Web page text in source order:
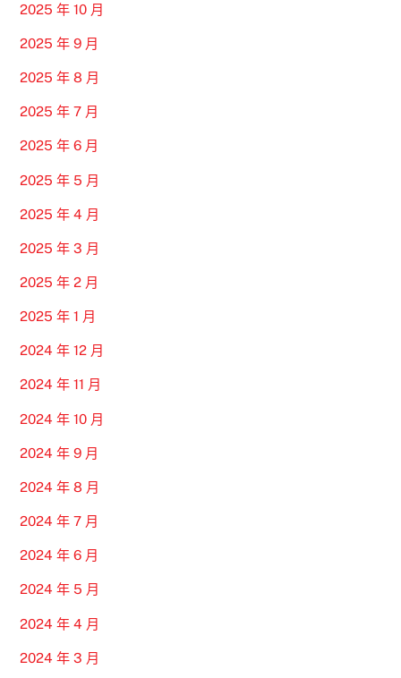
2025 年 10 月
2025 年 9 月
2025 年 8 月
2025 年 7 月
2025 年 6 月
2025 年 5 月
2025 年 4 月
2025 年 3 月
2025 年 2 月
2025 年 1 月
2024 年 12 月
2024 年 11 月
2024 年 10 月
2024 年 9 月
2024 年 8 月
2024 年 7 月
2024 年 6 月
2024 年 5 月
2024 年 4 月
2024 年 3 月